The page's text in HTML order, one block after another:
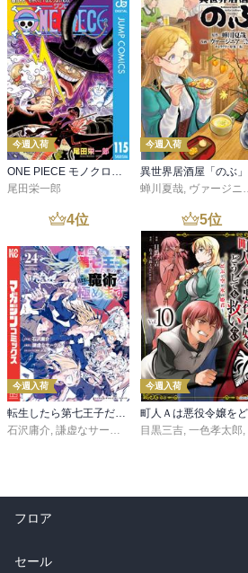
今週入荷
ONE PIECE モノクロ版 115
尾田栄一郎
今週入荷
蝉川夏哉, ヴァージニア二等兵
4位
今週入荷
転生したら第七王子だったので、気ままに魔術を極めます（２４）
石沢庸介, 謙虚なサークル メル。
5位
今週入荷
目黒三吉, 一色孝太郎,
フロア
総合
セール